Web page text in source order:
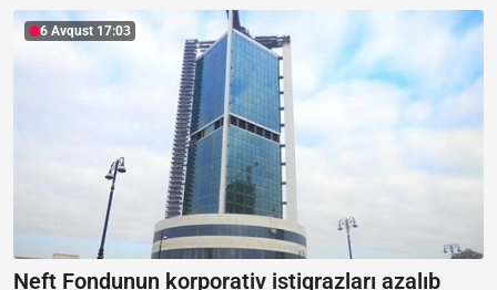
6 Avqust 17:03
Neft Fondunun korporativ istiqrazları azalıb